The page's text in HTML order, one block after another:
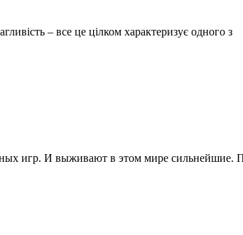
– все це цілком характеризує одного з
игр. И выживают в этом мире сильнейшие.